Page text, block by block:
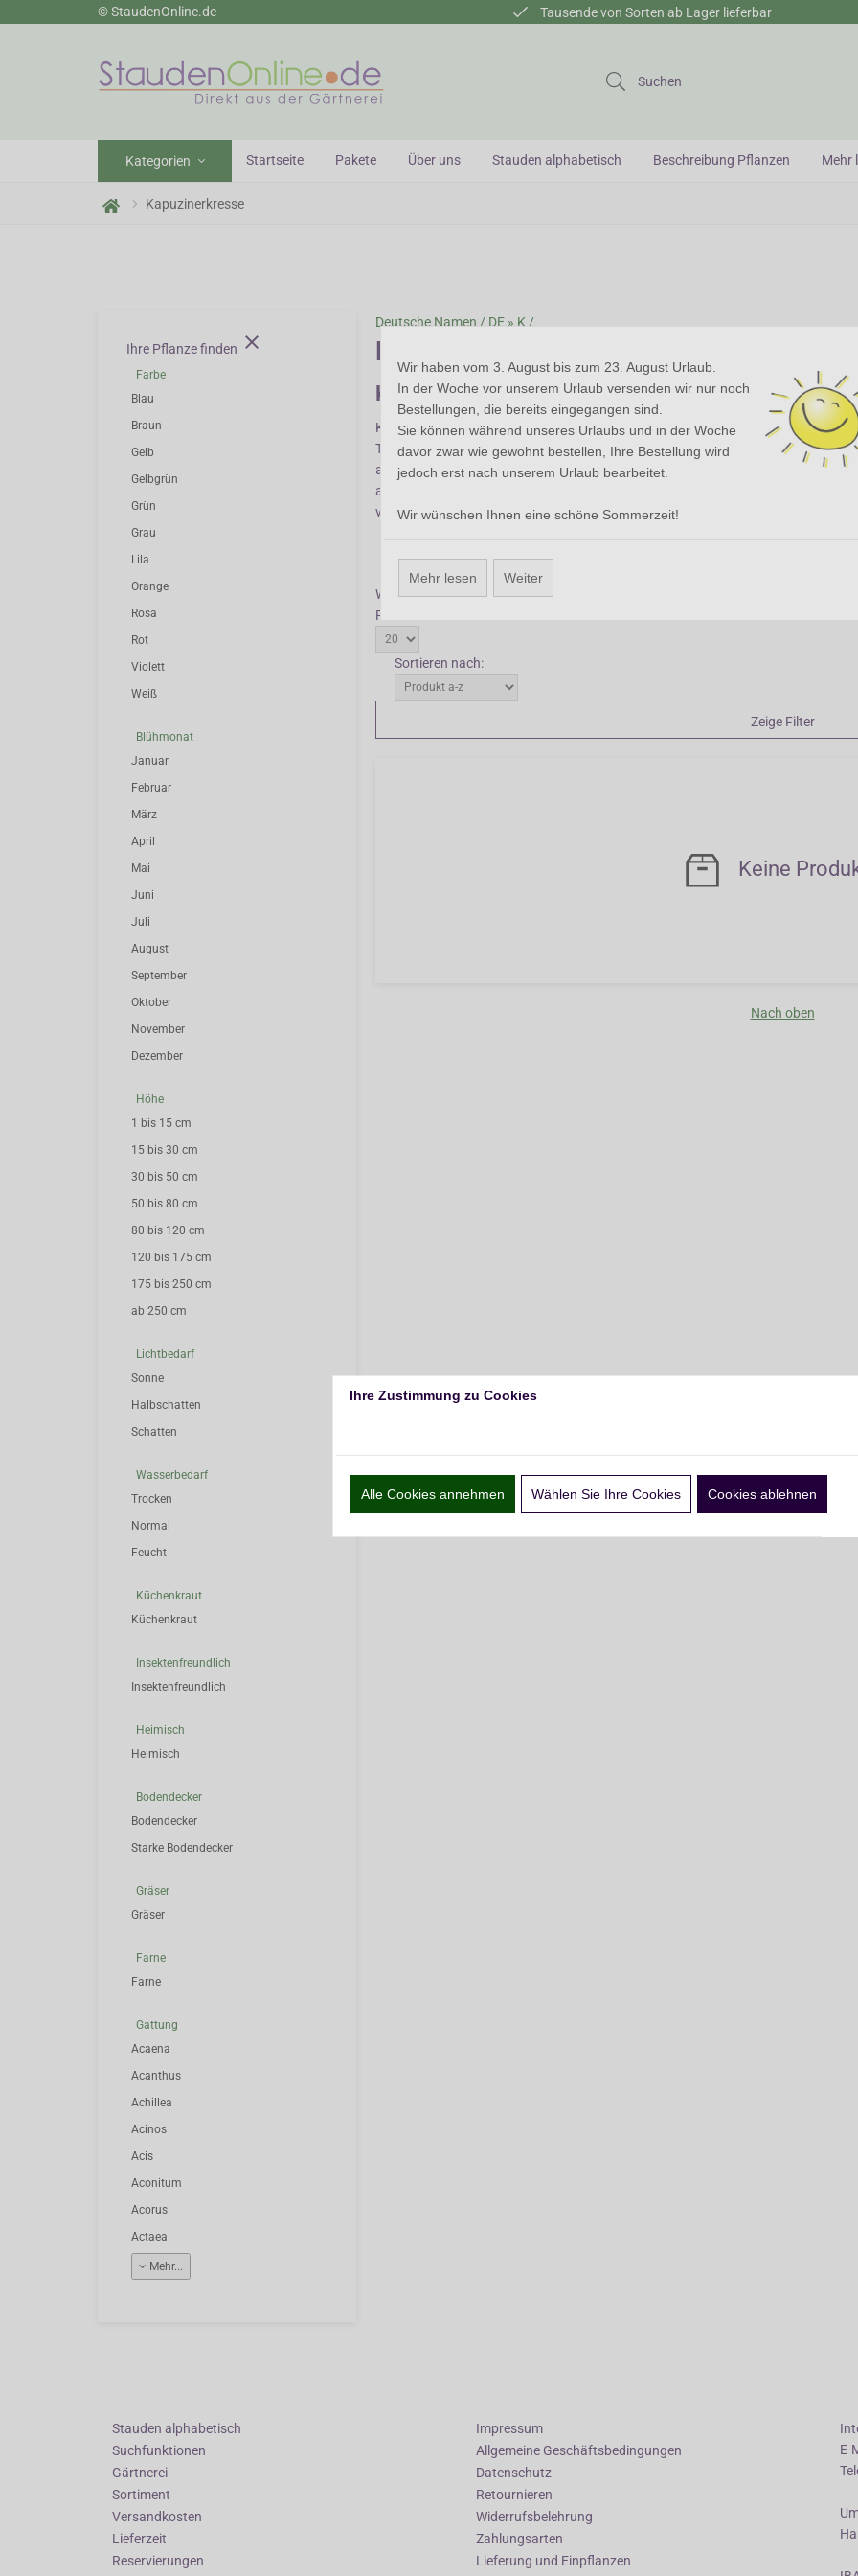
© StaudenOnline.de Tausende von Sorten ab Lager lieferbar
Suchen
Kategorien Startseite Pakete Über uns Stauden alphabetisch Beschreibung Pflanzen Mehr
Kapuzinerkresse
Ihre Pflanze finden close
Farbe
Blau
Braun
Gelb
Gelbgrün
Grün
Grau
Lila
Orange
Rosa
Rot
Violett
Weiß
Blühmonat
Januar
Februar
März
April
Mai
Juni
Juli
August
September
Oktober
November
Dezember
Höhe
1 bis 15 cm
15 bis 30 cm
30 bis 50 cm
50 bis 80 cm
80 bis 120 cm
120 bis 175 cm
175 bis 250 cm
ab 250 cm
Lichtbedarf
Sonne
Halbschatten
Schatten
Wasserbedarf
Trocken
Normal
Feucht
Küchenkraut
Küchenkraut
Insektenfreundlich
Insektenfreundlich
Heimisch
Heimisch
Bodendecker
Bodendecker
Starke Bodendecker
Gräser
Gräser
Farne
Farne
Gattung
Acaena
Acanthus
Achillea
Acinos
Acis
Aconitum
Acorus
Actaea
Mehr...
Deutsche Namen / DE » K /
Kapuzinerkresse
Kapuzinerkresse (Tropaeolum)
Kapuzinerkresse ist eine Gattung von Kletterpflanzen mit wunderschönen Blüten.
Tropaeolum majus ist die bekannteste, aber es gibt auch knollenbildende Arten,
ausreichendem Schutz und etwas Glück überleben. Obwohl sie tropisch
ausdauernden Kapuzinerkressenarten gerade ein kühles Klima. Pflanzen Sie sie
viel Humus und lassen Sie sie z. B. entlang einer Hecke wachsen.
Wiedergabe:
Produkte:
Sortieren nach:
Zeige Filter
Keine
Nach oben
Stauden alphabetisch
Suchfunktionen
Gärtnerei
Sortiment
Versandkosten
Lieferzeit
Reservierungen
Impressum
Allgemeine Geschäftsbedingungen
Datenschutz
Retournieren
Widerrufsbelehrung
Zahlungsarten
Lieferung und Einpflanzen
E-
Wir haben vom 3. August bis zum 23. August Urlaub.
In der Woche vor unserem Urlaub versenden wir nur noch
Bestellungen, die bereits eingegangen sind.
Sie können während unseres Urlaubs und in der Woche
davor zwar wie gewohnt bestellen, Ihre Bestellung wird
jedoch erst nach unserem Urlaub bearbeitet.
Wir wünschen Ihnen eine schöne Sommerzeit!
Mehr lesen Weiter
Ihre Zustimmung zu Cookies
Alle Cookies annehmen Wählen Sie Ihre Cookies Cookies ablehnen